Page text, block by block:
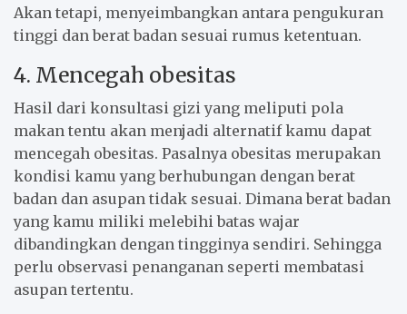
Akan tetapi, menyeimbangkan antara pengukuran
tinggi dan berat badan sesuai rumus ketentuan.
4. Mencegah obesitas
Hasil dari konsultasi gizi yang meliputi pola
makan tentu akan menjadi alternatif kamu dapat
mencegah obesitas. Pasalnya obesitas merupakan
kondisi kamu yang berhubungan dengan berat
badan dan asupan tidak sesuai. Dimana berat badan
yang kamu miliki melebihi batas wajar
dibandingkan dengan tingginya sendiri. Sehingga
perlu observasi penanganan seperti membatasi
asupan tertentu.